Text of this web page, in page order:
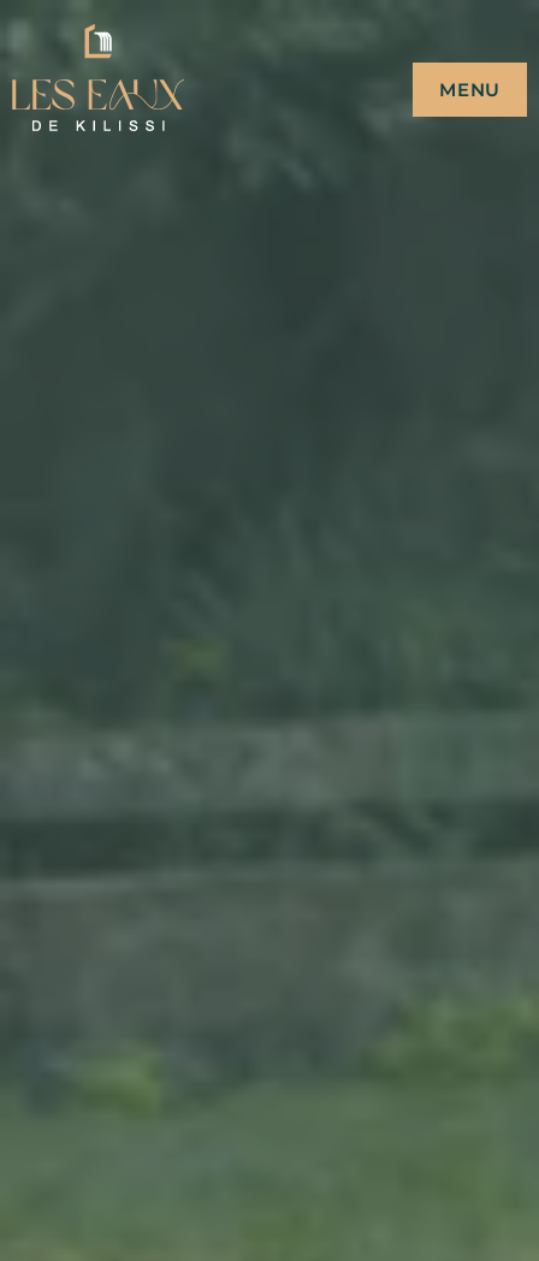
LES EAUX DE
CAMPEMENT ECO-TOURISTIQUE
MENU